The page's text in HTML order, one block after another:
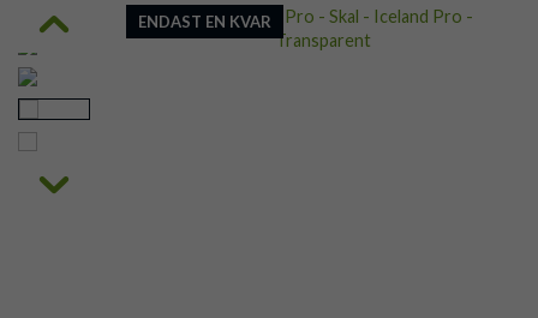
ENDAST EN KVAR